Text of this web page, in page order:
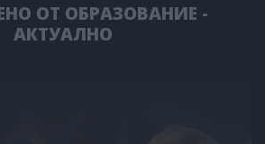
ОТ ОБРАЗОВАНИЕ -
АКТУАЛНО